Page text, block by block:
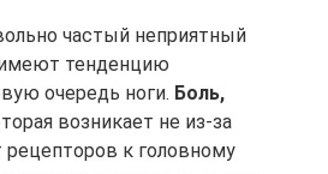
частый неприятный
тенденцию
очередь ноги. Боль,
возникает не из-за
к головному